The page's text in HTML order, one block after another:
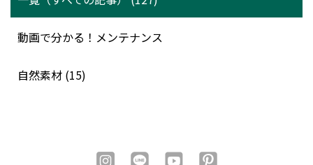
動画で分かる！メンテナンス
自然素材 (15)